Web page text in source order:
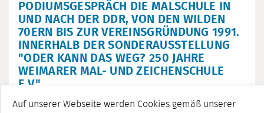
Auf unserer Webseite werden Cookies gemäß unserer
PODIUMSGESPRÄCH DIE MALSCHULE IN
UND NACH DER DDR, VON DEN WILDEN
70ERN BIS ZUR VEREINSGRÜNDUNG 1991.
INNERHALB DER SONDERAUSSTELLUNG
"ODER KANN DAS WEG? 250 JAHRE
WEIMARER MAL- UND ZEICHENSCHULE
E.V."
Stadtmuseum